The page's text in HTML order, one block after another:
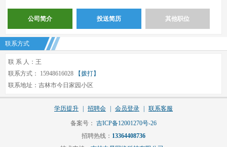
公司简介 投送简历 其他职位
联系方式
联 系 人：王
联系方式： 15948616028
【拨打】
联系地址：吉林市今日家园小区
学历提升 招聘会 会员登录 联系客服
备案号： 吉ICP备12001270号-26
招聘热线： 13364408736